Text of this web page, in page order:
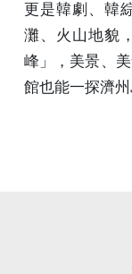
樂園、美麗沙
產「城山日出
、民俗村博物